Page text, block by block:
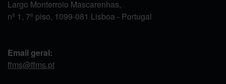
Largo Monterroio Mascarenhas,
nº 1, 7º piso, 1099-081 Lisboa - Portugal
Email geral:
ffms@ffms.pt